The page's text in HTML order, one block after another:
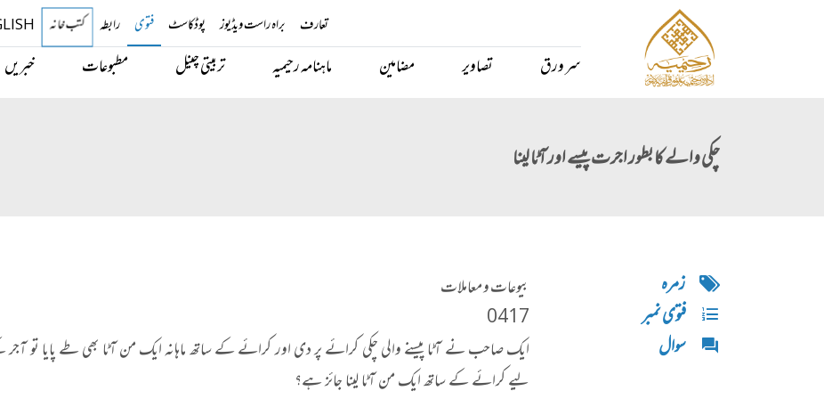
تعارف براہ راست ویڈیوز پوڈکاسٹ فتوی رابطہ کتب خانہ
سر ورق تصاویر مضامین ماہنامہ رحیمیہ تربیتی چینل مطبوعات خبریں
چکی والے کا بطور اجرت پیسے اور آٹا لینا
زمره بیوعات و معاملات
فتوی نمبر 0417
سوال
ایک صاحب نے آٹا پیسنے والی چکی کرائے پر دی اور کرائے کے ساتھ ماہانہ ایک من آٹا بھی طے پایا تو
لیے کرائے کے ساتھ ایک من آٹا لینا جائز ہے؟